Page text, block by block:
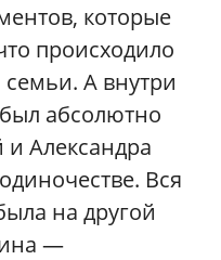
которые
происходило
А внутри
абсолютно
Александра
Вся
на другой
—